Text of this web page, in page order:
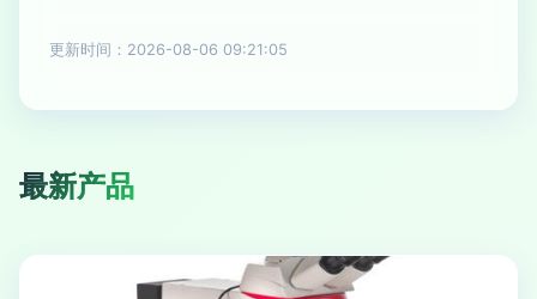
更新时间：2026-08-06 09:21:05
最新产品